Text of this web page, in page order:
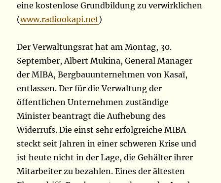
eine kostenlose Grundbildung zu verwirklichen
(www.radiookapi.net)
Der Verwaltungsrat hat am Montag, 30.
September, Albert Mukina, General Manager
der MIBA, Bergbauunternehmen von Kasaï,
entlassen. Der für die Verwaltung der
öffentlichen Unternehmen zuständige
Minister beantragt die Aufhebung des
Widerrufs. Die einst sehr erfolgreiche MIBA
steckt seit Jahren in einer schweren Krise und
ist heute nicht in der Lage, die Gehälter ihrer
Mitarbeiter zu bezahlen. Eines der ältesten